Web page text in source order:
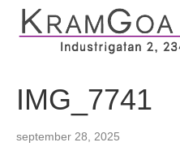
IMG_7741
september 28, 2025